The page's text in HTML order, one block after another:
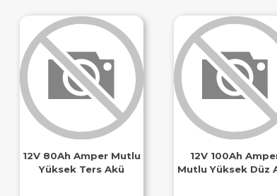
12V 80Ah Amper Mutlu
Yüksek Ters Akü
12V 100Ah
Mutlu Yüksek Düz